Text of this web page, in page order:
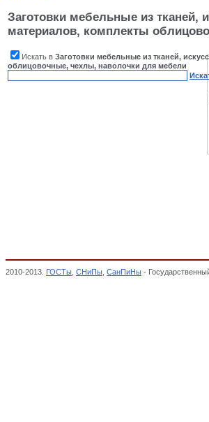
Заготовки мебельные из тканей,
материалов, комплекты
Искать в Заготовки мебельные из тканей,
облицовочные, чехлы, наволочки для мебели
2010-2013. ГОСТы СНиПы СанПиНы -